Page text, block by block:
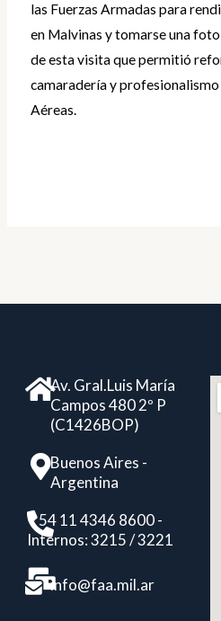
las Fuerzas Armadas para
en Malvinas y tomarse una
de esta visita que permitió
camaradería y profesionalismo
Aéreas.
Av. Gral.Luis María
Campos 480 2º P
(C1426BOP)
Buenos Aires -
Argentina
+ 54 11 4346 8600 -
Internos: 3215 / 3221
info@faa.mil.ar